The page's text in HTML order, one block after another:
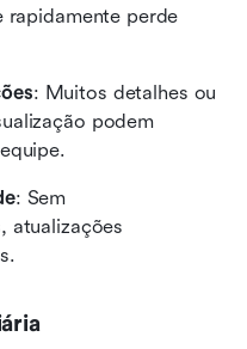
rapidamente perde
: Muitos detalhes ou
podem
: Sem
atualizações